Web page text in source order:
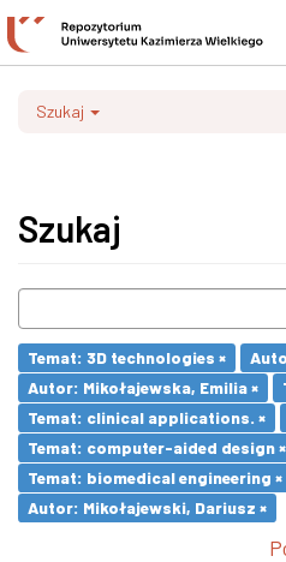
Szukaj
Szukaj
Temat: 3D technologies ×
Autor: Mikołajewska, Emilia ×
Temat: clinical applications. ×
Temat: computer-aided design ×
Temat: biomedical engineering ×
Autor: Mikołajewski, Dariusz ×